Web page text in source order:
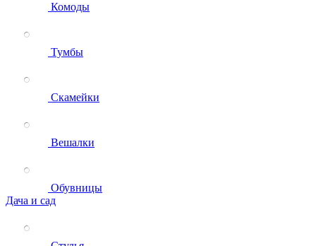
Комоды
Тумбы
Скамейки
Вешалки
Обувницы
Дача и сад